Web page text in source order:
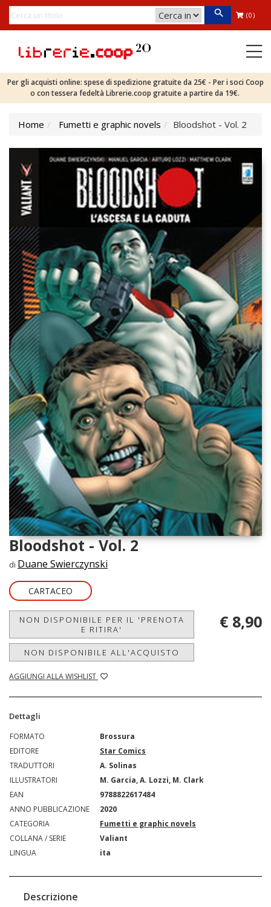
(0)
Per gli acquisti online: spese di spedizione gratuite da 25€ - Per i soci Coop
o con tessera fedeltà Librerie.coop gratuite a partire da 19€.
Home Fumetti e graphic novels Bloodshot - Vol. 2
Bloodshot - Vol. 2
di Duane Swierczynski
CARTACEO
NON DISPONIBILE PER IL 'PRENOTA
E RITIRA'
NON DISPONIBILE ALL'ACQUISTO
AGGIUNGI ALLA WISHLIST
€ 8,90
Dettagli
FORMATO
Brossura
EDITORE
Star Comics
TRADUTTORI
A. Solinas
ILLUSTRATORI
M. Garcia, A. Lozzi, M. Clark
EAN
9788822617484
ANNO PUBBLICAZIONE
2020
CATEGORIA
Fumetti e graphic novels
COLLANA / SERIE
Valiant
LINGUA
ita
Descrizione